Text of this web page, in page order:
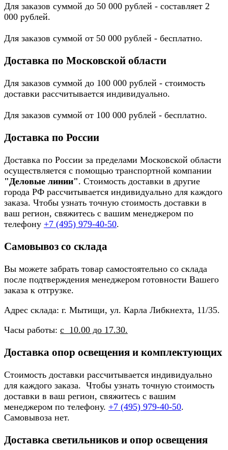
Для заказов суммой до 50 000 рублей - составляет 2
000 рублей.
Для заказов суммой от 50 000 рублей - бесплатно.
Доставка по Московской области
Для заказов суммой до 100 000 рублей - стоимость
доставки рассчитывается индивидуально.
Для заказов суммой от 100 000 рублей - бесплатно.
Доставка по России
Доставка по России за пределами Московской области
осуществляется с помощью транспортной компании
"Деловые линии". Стоимость доставки в другие
города РФ рассчитывается индивидуально для каждого
заказа. Чтобы узнать точную стоимость доставки в
ваш регион, свяжитесь с вашим менеджером по
телефону +7 (495) 979-40-50.
Самовывоз со склада
Вы можете забрать товар самостоятельно со склада
после подтверждения менеджером готовности Вашего
заказа к отгрузке.
Адрес склада: г. Мытищи, ул. Карла Либкнехта, 11/35.
Часы работы: с 10.00 до 17.30.
Доставка опор освещения и комплектующих
Стоимость доставки рассчитывается индивидуально
для каждого заказа. Чтобы узнать точную стоимость
доставки в ваш регион, свяжитесь с вашим
менеджером по телефону. +7 (495) 979-40-50.
Самовывоза нет.
Доставка светильников и опор освещения